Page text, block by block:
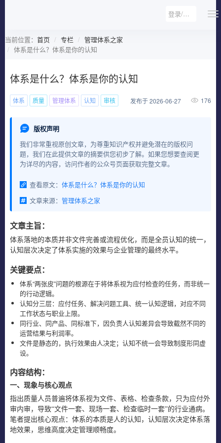
登录/注册
当前位置： 首页 专栏
管理体系之家
体系是什么？体系是你的认知
体系是什么？体系是你的认知
体系 质量 管理体系 认知 审核 发布于 2026-06-27 176
版权声明
我们非常重视原创文章，为尊重知识产权并避免潜在的版权问
题，我们在此提供文章的摘要供您初步了解。如果您想要查阅更
为详尽的内容，访问作者的公众号页面获取完整文章。
查看原文： 体系是什么？体系是你的认知
文章来源： 管理体系之家
文章主旨：
体系落地的本质并非文件完善或流程优化，而是全员认知的统一，
认知层次决定了体系实施的效果与企业管理的最终水平。
关键要点：
体系“两张皮”问题的根源在于将体系视为应付检查的任务，而非统一
的行动逻辑。
认知分三层：应付任务、解决问题工具、统一认知逻辑，对应不同
工作状态与职业上限。
同行业、同产品、同标准下，因负责人认知差异会导致截然不同的
运营结果与利润率。
文件是静态的，执行效果由人决定；认知不统一会导致制度形同虚
设。
内容结构：
一、现象与核心观点
指出质量人员普遍将体系视为文件、表格、检查条款，只为应付外
审内审，导致“文件一套、现场一套、检查临时一套”的行业通病。
笔者提出核心观点：体系的本质是人的认知，认知层次决定体系落
地效果，思维高度决定管理顺畅度。